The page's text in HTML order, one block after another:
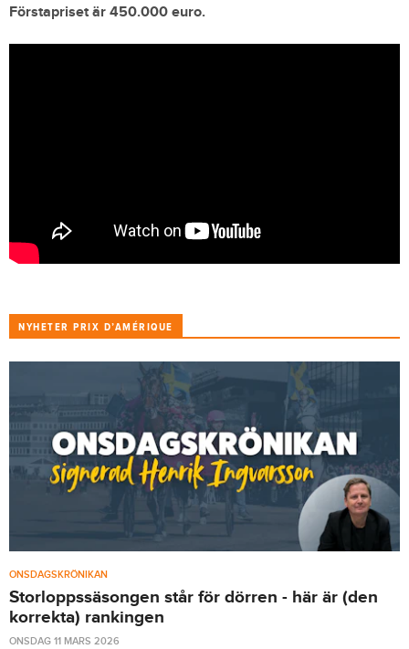
Förstapriset är 450.000 euro.
NYHETER PRIX D’AMÉRIQUE
ONSDAGSKRÖNIKAN
Storloppssäsongen står för dörren - här är (den
korrekta) rankingen
ONSDAG 11 MARS 2026